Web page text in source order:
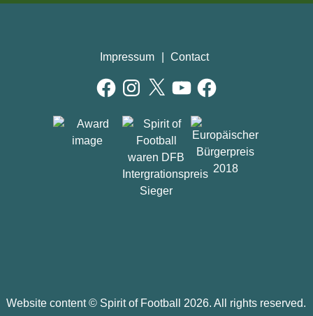
Impressum Contact
FacebookInstagram
X YouTubeFacebook
AWARDS
Website content © Spirit of Football 2026. All rights reserved.